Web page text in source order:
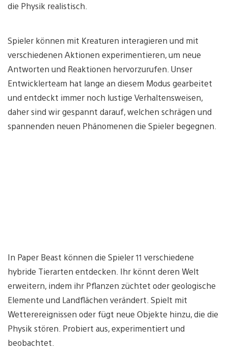
die Physik realistisch.
Spieler können mit Kreaturen interagieren und mit
verschiedenen Aktionen experimentieren, um neue
Antworten und Reaktionen hervorzurufen. Unser
Entwicklerteam hat lange an diesem Modus gearbeitet
und entdeckt immer noch lustige Verhaltensweisen,
daher sind wir gespannt darauf, welchen schrägen und
spannenden neuen Phänomenen die Spieler begegnen.
In Paper Beast können die Spieler 11 verschiedene
hybride Tierarten entdecken. Ihr könnt deren Welt
erweitern, indem ihr Pflanzen züchtet oder geologische
Elemente und Landflächen verändert. Spielt mit
Wetterereignissen oder fügt neue Objekte hinzu, die die
Physik stören. Probiert aus, experimentiert und
beobachtet.